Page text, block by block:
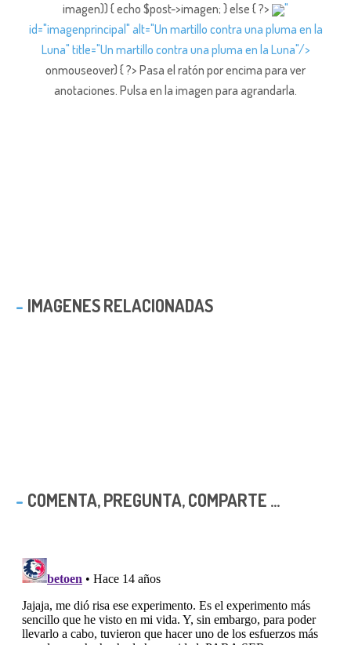
imagen)) { echo $post->imagen; } else { ?>
"
id="imagenprincipal" alt="Un martillo contra una pluma en la
Luna" title="Un martillo contra una pluma en la Luna"/>
onmouseover) { ?> Pasa el ratón por encima para ver
anotaciones. Pulsa en la imagen para agrandarla.
IMAGENES RELACIONADAS
COMENTA, PREGUNTA, COMPARTE ...